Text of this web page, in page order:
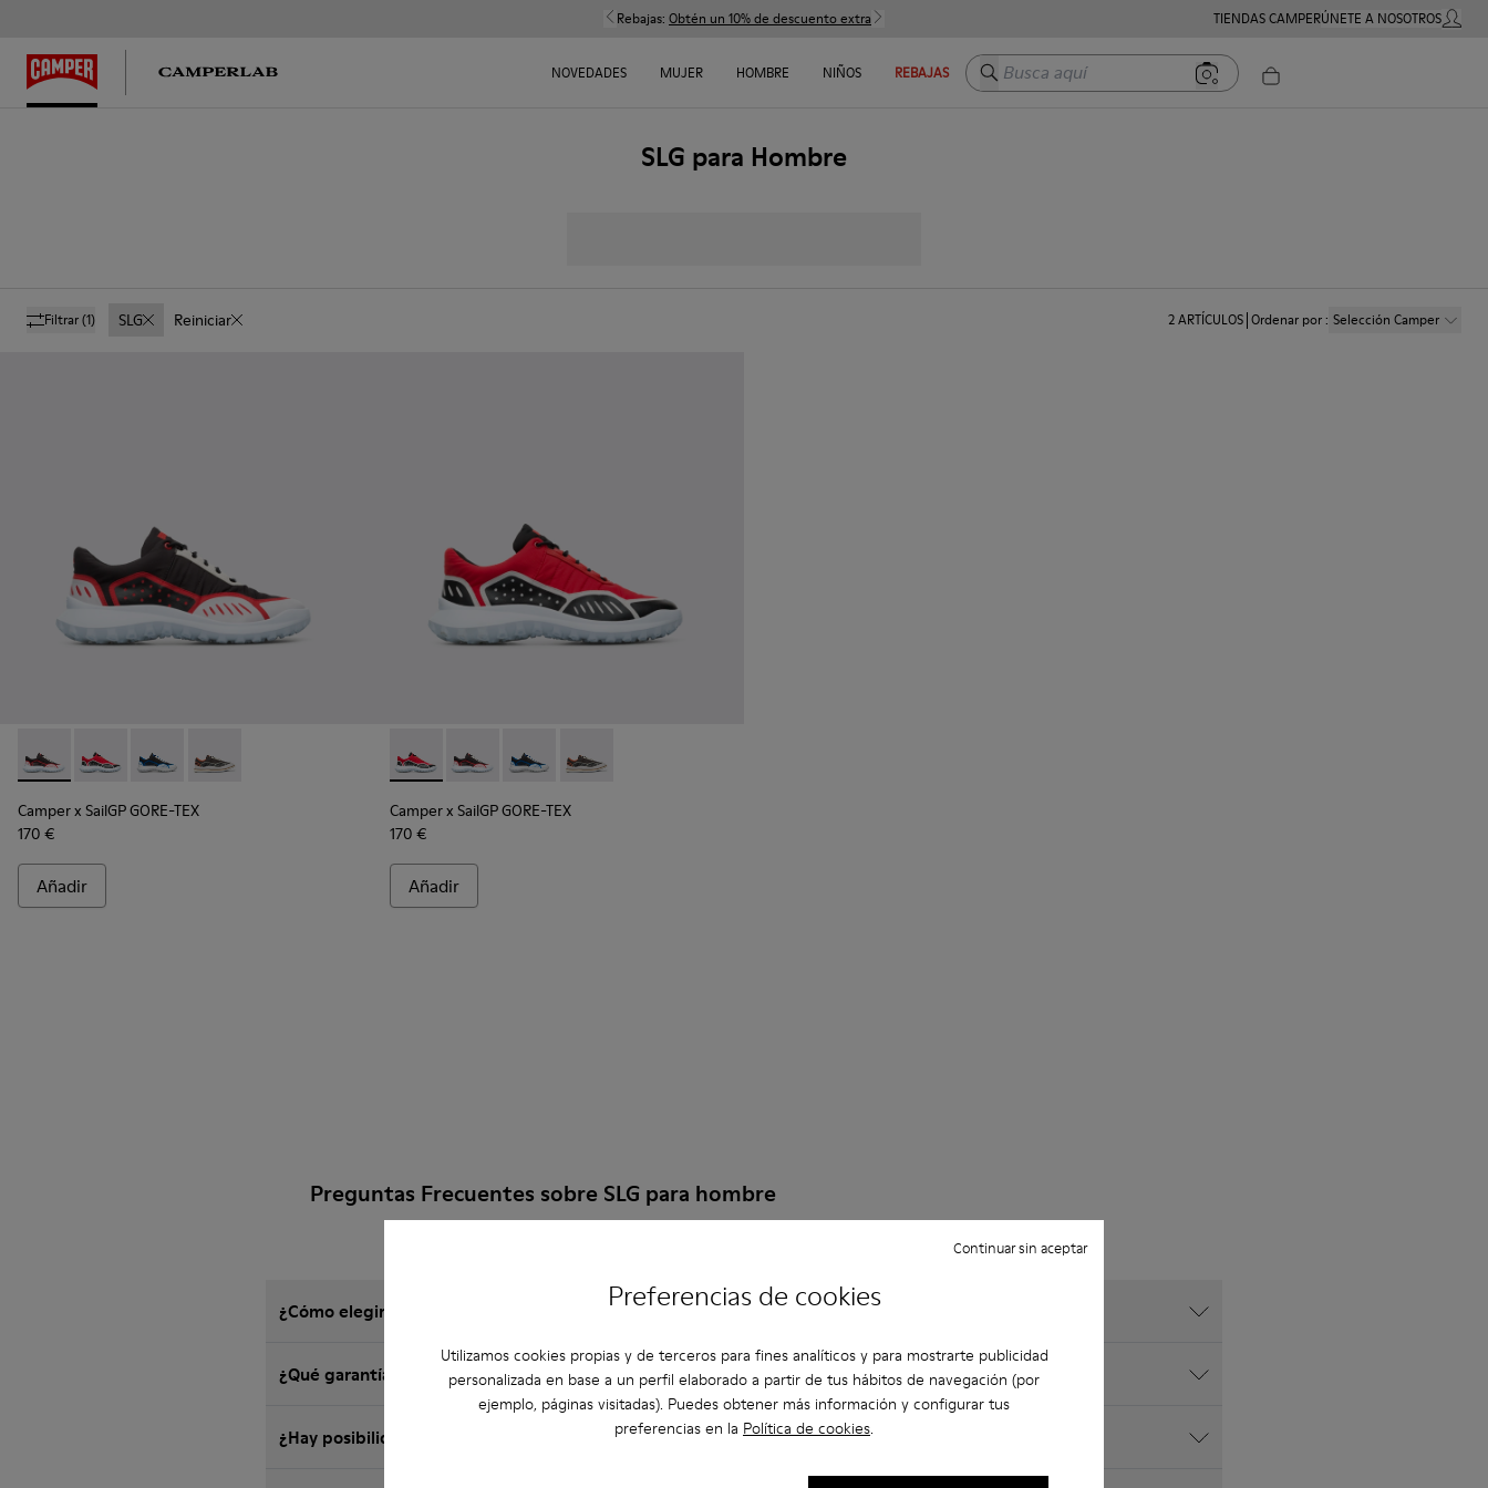
Preferencias de cookies
Utilizamos cookies propias y de terceros para fines analíticos y para mostrarte publicidad
personalizada en base a un perfil elaborado a partir de tus hábitos de navegación (por
ejemplo, páginas visitadas). Puedes obtener más información y configurar tus
preferencias en la Política de cookies.
Continuar sin aceptar
Rebajas: Obtén un 10% de descuento extra TIENDAS CAMPERÚNETE A NOSOTROSMI
NOVEDADES MUJER HOMBRE NIÑOS REBAJAS Busca aquí
SLG para Hombre
Filtrar(1) SLG Reiniciar 2ARTÍCULOS Ordenar por: Selección Camper
Camper x SailGP GORE-TEX - K100658-021 - Sneaker negra y blanca para hombre
Camper x SailGP GORE-TEX - K100658-020 - Sneaker roja y negra para hombre
Camper x SailGP GORE-TEX - K100658-011
Camper x SailGP GORE-TEX - K100658-004Q
Camper x SailGP GORE-TEX
170 €
Añadir
Camper x SailGP GORE-TEX - K100658-020 - Sneaker roja y negra para hombre
Camper x SailGP GORE-TEX - K100658-021 - Sneaker negra y blanca para hombre
Camper x SailGP GORE-TEX - K100658-011
Camper x SailGP GORE-TEX - K100658-004Q
Camper x SailGP GORE-TEX
170 €
Añadir
Preguntas Frecuentes sobre SLG para hombre
¿Cómo elegir zapatos Camper de la talla adecuada?
¿Qué garantía tienen los SLG para Hombre comprados en la web de Camper?
¿Hay posibilidad de devolución en Camper?